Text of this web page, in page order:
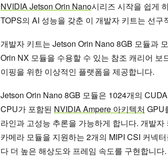
NVIDIA Jetson Orin Nano시리즈 시작을 쉽게
TOPS의 AI 성능을 갖춘 이 개발자 키트는 선
개발자 키트는 Jetson Orin Nano 8GB 모듈과
Orin NX 모듈을 수용할 수 있는 참조 캐리어
이핑을 위한 이상적인 플랫폼을 제공합니다.
Jetson Orin Nano 8GB 모듈은 1024개의
CPU가 포함된 NVIDIA Ampere 아키텍처 GPU
라인과 고성능 추론을 가능하게 합니다. 개발
카메라 모듈을 지원하는 2개의 MIPI CSI 커넥
다 더 높은 해상도와 프레임 속도를 구현합니다.